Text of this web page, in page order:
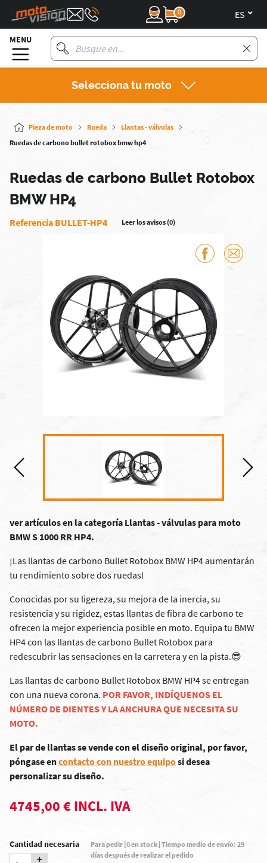
0
MENU
Selecciona tu moto
Pieza de moto Rueda
Llantas - válvulas
Ruedas de carbono bullet rotobox bmw hp4
Ruedas de carbono Bullet Rotobox
BMW HP4
Referencia BULLET-HP4 Leer los avisos (0)
ver artículos en la categoría Llantas - válvulas para moto
BMW S 1000 RR HP4.
¡Las llantas de carbono Bullet Rotobox BMW HP4 aumentarán
tu rendimiento sobre dos ruedas!
Conocidas por su ligereza, su mejora de la inercia, su
resistencia y su rigidez, estas llantas de fibra de carbono te
ofrecen la mejor experiencia posible en moto. Equipa tu BMW
HP4 con las llantas de carbono Bullet Rotobox para
redescubrir las sensaciones en la carretera y en la pista.😎
Las llantas de carbono Bullet Rotobox BMW HP4 se entregan
con una nueva corona. POR FAVOR, INDÍQUENOS EL
NÚMERO DE DIENTES Y LA ANCHURA QUE NECESITA SU
MOTO.
El par de llantas se vende con el diseño original, por favor,
póngase encontacto con nuestro equiposi desea
personalizar su diseño.
4745,00 € INCL. IVA
Cantidad necesaria
+
Para pedir [0 en stock] Tiempo medio de envío: 29
días después de realizar el pedido